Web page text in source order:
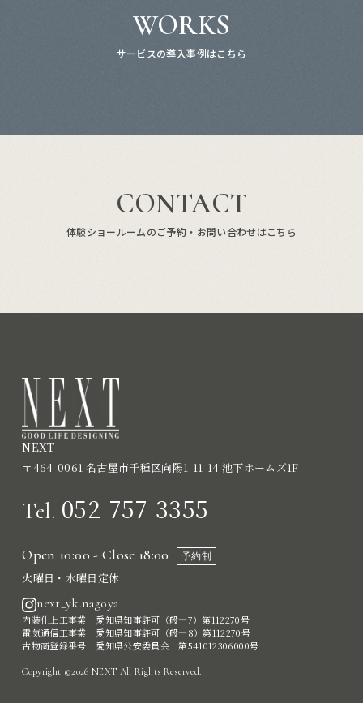
WORKS
サービスの導入事例はこちら
CONTACT
体験ショールームのご予約・お問い合わせはこちら
NEXT
〒464-0061 名古屋市千種区向陽1-11-14 池下ホームズ1F
Tel. 052-757-3355
Open 10:00 - Close 18:00 予約制
火曜日・水曜日定休
next_yk.nagoya
内装仕上工事業 愛知県知事許可（般―7）第112270号
電気通信工事業 愛知県知事許可（般―8）第112270号
古物商登録番号 愛知県公安委員会 第541012306000号
Copyright ©2026 NEXT All Rights Reserved.